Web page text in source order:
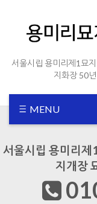
서울시립 용미리제1묘
지화장 50
MENU
서울시립 용미리제
지개장